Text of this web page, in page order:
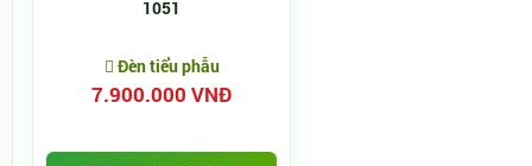
1051
Đèn tiểu phẫu
7.900.000 VNĐ